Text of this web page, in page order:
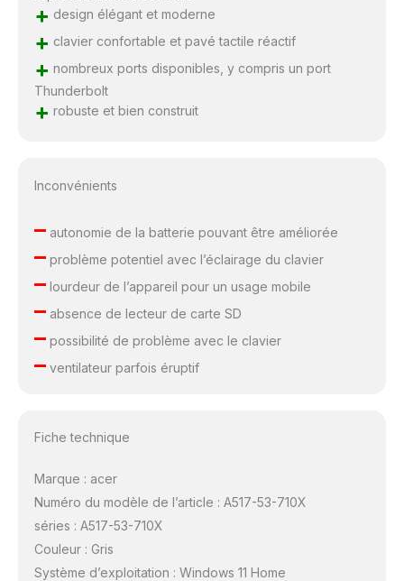
+ design élégant et moderne
+ clavier confortable et pavé tactile réactif
+ nombreux ports disponibles, y compris un port
Thunderbolt
+ robuste et bien construit
Inconvénients
–autonomie de la batterie pouvant être améliorée
–problème potentiel avec l’éclairage du clavier
–lourdeur de l’appareil pour un usage mobile
–absence de lecteur de carte SD
–possibilité de problème avec le clavier
–ventilateur parfois éruptif
Fiche technique
Marque : acer
Numéro du modèle de l’article : A517-53-710X
séries : A517-53-710X
Couleur : Gris
Système d’exploitation : Windows 11 Home